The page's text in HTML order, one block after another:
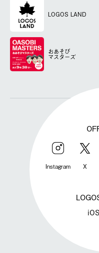
LOGOS LAND
おあそび
マスターズ
Instagram X
iOS